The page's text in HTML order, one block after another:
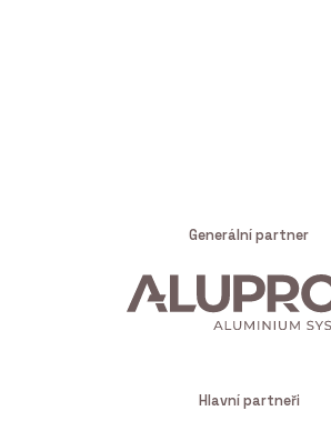
Generální partner
Hlavní partneři